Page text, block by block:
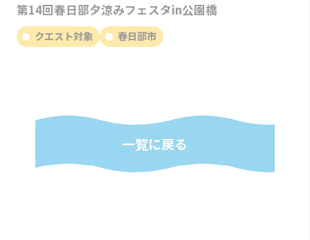
第14回春日部夕涼みフェスタin公園橋
クエスト対象 春日部市
一覧に戻る